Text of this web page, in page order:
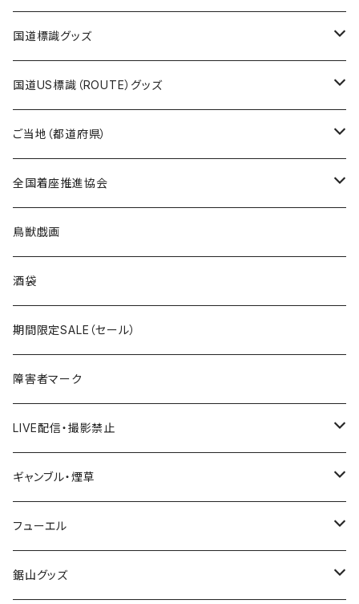
エコバッグ
モーテルキーホルダー
トートバッグ
エコバッグ
千葉ロッテマリーンズコラボ
モーテルキーホルダー
ホテルキーホルダー
トートバッグ
ホテルキーホルダー
ステッカー
ステッカー
ホテルキーホルダー
国道標識グッズ
ステッカー
国道0～99号線
国道100～199号線
国道600～699号線
国道700～799号線
Tシャツ
キャップ
国道US標識（ROUTE）グッズ
ステッカー
ROUTE 0～99号線
ROUTE100～199号線
ROUTE600～699号線
ROUTE700～799号線
Tシャツ
ROUTE 0～99号線
ROUTE 100～199号線
ROUTE 600～699号線
ROUTE 700～799号線
キャップ
ROUTE 0～99号線
ROUTE 100～199号線
ROUTE 600～699号線
ROUTE 700～799号線
ご当地（都道府県）
北海道
青森県
岩手県
宮城県
秋田県
Tシャツ
ステッカー
山形県
福島県
茨城県
栃木県
全国着座推進協会
ステッカー
鳥獣戯画
酒袋
期間限定SALE（セール）
障害者マーク
LIVE配信・撮影禁止
LIVE配信禁止
撮影禁止
ギャンブル・煙草
ホテルキーホルダー
たばこ・禁煙ステッカー
フューエル
ステッカー
鋸山グッズ